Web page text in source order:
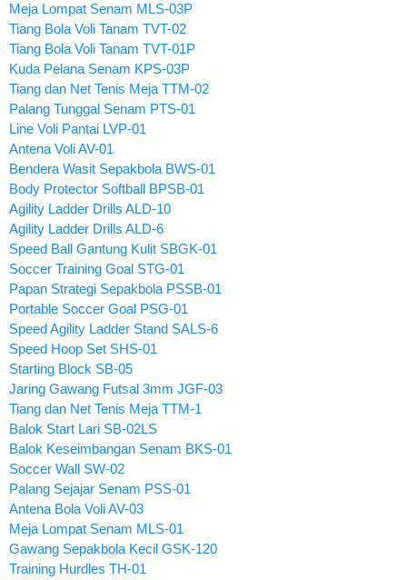
Meja Lompat Senam MLS-03P
Tiang Bola Voli Tanam TVT-02
Tiang Bola Voli Tanam TVT-01P
Kuda Pelana Senam KPS-03P
Tiang dan Net Tenis Meja TTM-02
Palang Tunggal Senam PTS-01
Line Voli Pantai LVP-01
Antena Voli AV-01
Bendera Wasit Sepakbola BWS-01
Body Protector Softball BPSB-01
Agility Ladder Drills ALD-10
Agility Ladder Drills ALD-6
Speed Ball Gantung Kulit SBGK-01
Soccer Training Goal STG-01
Papan Strategi Sepakbola PSSB-01
Portable Soccer Goal PSG-01
Speed Agility Ladder Stand SALS-6
Speed Hoop Set SHS-01
Starting Block SB-05
Jaring Gawang Futsal 3mm JGF-03
Tiang dan Net Tenis Meja TTM-1
Balok Start Lari SB-02LS
Balok Keseimbangan Senam BKS-01
Soccer Wall SW-02
Palang Sejajar Senam PSS-01
Antena Bola Voli AV-03
Meja Lompat Senam MLS-01
Gawang Sepakbola Kecil GSK-120
Training Hurdles TH-01